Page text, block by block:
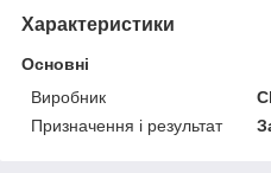
Характеристики
Основні
Виробник
Призначення і результат